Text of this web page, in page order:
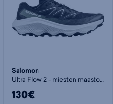
Salomon
Ultra Flow 2 - miesten maastojuoksukengät
130€